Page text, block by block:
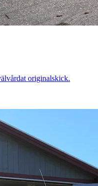
originalskick.